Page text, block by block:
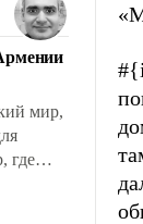
перед
мир,
где